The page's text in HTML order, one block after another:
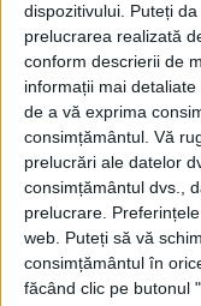
dispozitivului. Puteți
prelucrarea realizată
conform descrierii de
informații mai
de a vă exprima
consimțământul. Vă
prelucrări ale datelor
consimțământul dvs.,
prelucrare.
web. Puteți să vă
consimțământul în
făcând clic pe butonul
(vezi Istoria
Pe aceeaşi
cel mare
Moşi, acolo
munteanul, îşi
manufacturile,
petrecerile în